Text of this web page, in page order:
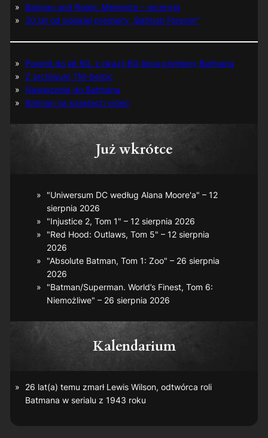
Batman and Robin: Memento – recenzja
30 lat od polskiej premiery „Batman Forever”
Powrót do lat 60. z okazji 60-lecia premiery Batmana
Z archiwum TM-Semic
Nawiązania do Batmana
Batman na kasetach video
Już wkrótce
"Uniwersum DC według Alana Moore'a" – 12
sierpnia 2026
"Injustice 2, Tom 1" – 12 sierpnia 2026
"Red Hood: Outlaws, Tom 5" – 12 sierpnia
2026
"Absolute Batman, Tom 1: Zoo" – 26 sierpnia
2026
"Batman/Superman. World’s Finest, Tom 6:
Niemożliwe" – 26 sierpnia 2026
Kalendarium
26 lat(a) temu zmarł Lewis Wilson, odtwórca roli
Batmana w serialu z 1943 roku